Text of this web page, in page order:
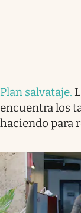
Plan salvataje.
encuentra los
haciendo para